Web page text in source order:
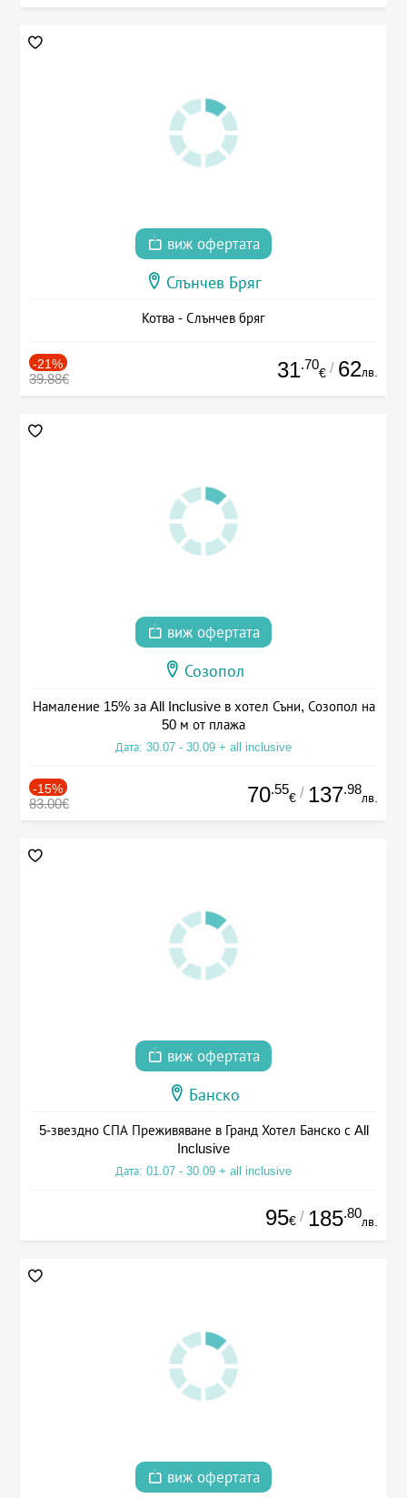
виж офертата
Слънчев Бряг
Котва - Слънчев бряг
-21%
39.88€ 31.70
€ / 62лв.
виж офертата
Созопол
Намаление 15% за All Inclusive в хотел Съни, Созопол на
50 м от плажа
Дата: 30.07 - 30.09 + all inclusive
-15%
83.00€ 70.55
€ / 137.98
лв.
виж офертата
Банско
5-звездно СПА Преживяване в Гранд Хотел Банско с All
Inclusive
Дата: 01.07 - 30.09 + all inclusive
95€ / 185.80
лв.
виж офертата